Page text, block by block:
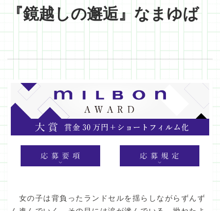
『鏡越しの邂逅』なまゆば
女の子は背負ったランドセルを揺らしながらずんず